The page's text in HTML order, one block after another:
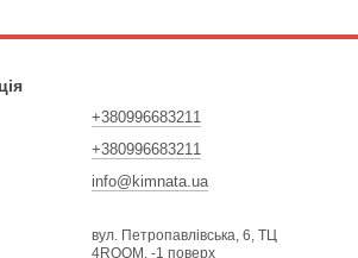
Його можна укладати на теплу підлогу,
з високим ступенем захисту від
Саме тому вологостійкий ламінат для
або пральня.
характеристики — клас
+380996683211
+380996683211
info@kimnata.ua
вул. Петропавлівська, 6, ТЦ
4ROOM, -1 поверх